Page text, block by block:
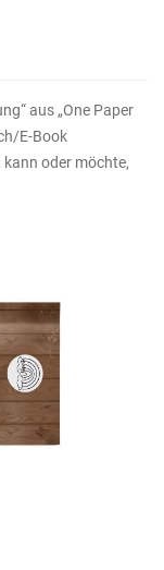
aus „One Paper
E-Book
oder möchte,